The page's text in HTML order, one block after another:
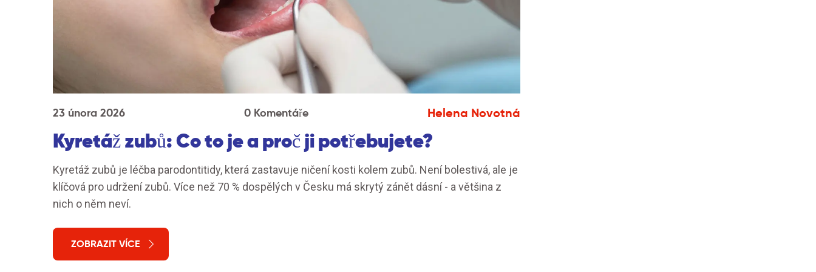
23 února 2026 0 Komentáře Helena Novotná
Kyretáž zubů: Co to je a proč ji potřebujete?
Kyretáž zubů je léčba parodontitidy, která zastavuje ničení kosti kolem zubů. Není bolestivá, ale je
klíčová pro udržení zubů. Více než 70 % dospělých v Česku má skrytý zánět dásní - a většina z
nich o něm neví.
ZOBRAZIT VÍCE